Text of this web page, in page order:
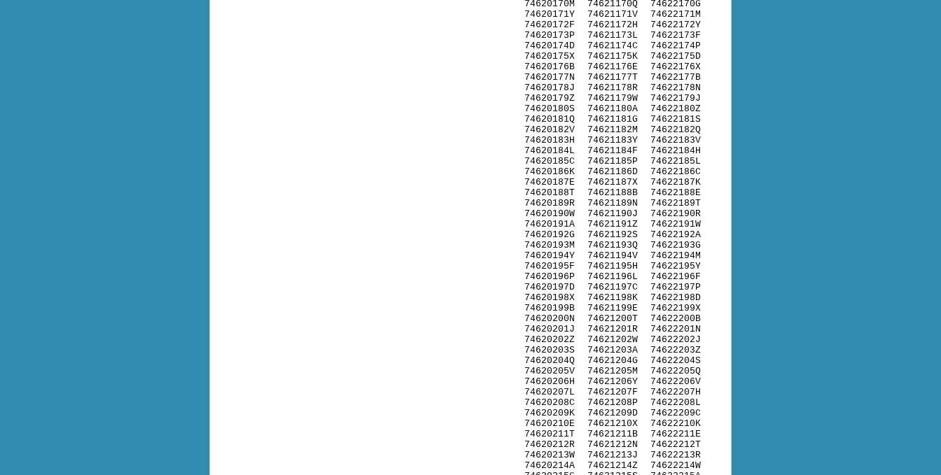
74620170M
74620171Y
74620172F
74620173P
74620174D
74620175X
74620176B
74620177N
74620178J
74620179Z
74620180S
74620181Q
74620182V
74620183H
74620184L
74620185C
74620186K
74620187E
74620188T
74620189R
74620190W
74620191A
74620192G
74620193M
74620194Y
74620195F
74620196P
74620197D
74620198X
74620199B
74620200N
74620201J
74620202Z
74620203S
74620204Q
74620205V
74620206H
74620207L
74620208C
74620209K
74620210E
74620211T
74620212R
74620213W
74620214A
74621170Q
74621171V
74621172H
74621173L
74621174C
74621175K
74621176E
74621177T
74621178R
74621179W
74621180A
74621181G
74621182M
74621183Y
74621184F
74621185P
74621186D
74621187X
74621188B
74621189N
74621190J
74621191Z
74621192S
74621193Q
74621194V
74621195H
74621196L
74621197C
74621198K
74621199E
74621200T
74621201R
74621202W
74621203A
74621204G
74621205M
74621206Y
74621207F
74621208P
74621209D
74621210X
74621211B
74621212N
74621213J
74621214Z
74622170G
74622171M
74622172Y
74622173F
74622174P
74622175D
74622176X
74622177B
74622178N
74622179J
74622180Z
74622181S
74622182Q
74622183V
74622184H
74622185L
74622186C
74622187K
74622188E
74622189T
74622190R
74622191W
74622192A
74622193G
74622194M
74622195Y
74622196F
74622197P
74622198D
74622199X
74622200B
74622201N
74622202J
74622203Z
74622204S
74622205Q
74622206V
74622207H
74622208L
74622209C
74622210K
74622211E
74622212T
74622213R
74622214W